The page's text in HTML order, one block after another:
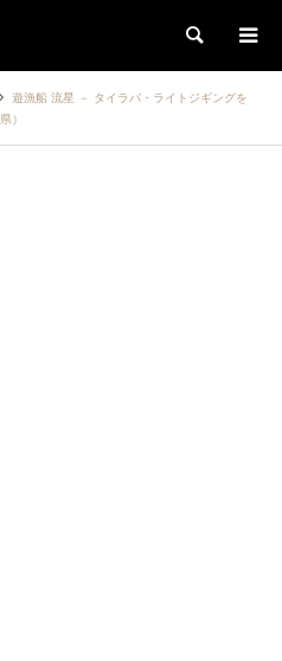
検索
遊漁船 流星 － タイラバ・ライトジギングを
）